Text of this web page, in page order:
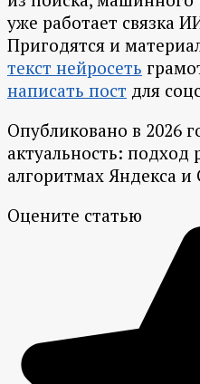
уже работает связка
Пригодятся и
текст нейросеть
написать пост для
Опубликовано в 2026
актуальность: подход
алгоритмах Яндекса и
Оцените статью